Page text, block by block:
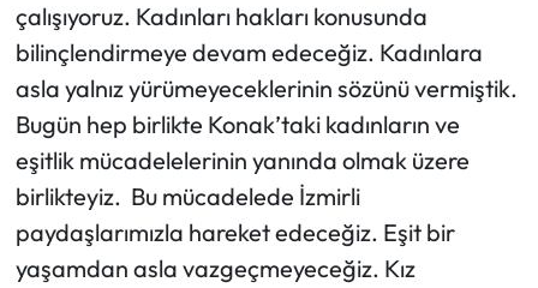
çalışıyoruz. Kadınları hakları konusunda
bilinçlendirmeye devam edeceğiz. Kadınlara
asla yalnız yürümeyeceklerinin sözünü vermiştik.
Bugün hep birlikte Konak’taki kadınların ve
eşitlik mücadelelerinin yanında olmak üzere
birlikteyiz. Bu mücadelede İzmirli
paydaşlarımızla hareket edeceğiz. Eşit bir
yaşamdan asla vazgeçmeyeceğiz. Kız